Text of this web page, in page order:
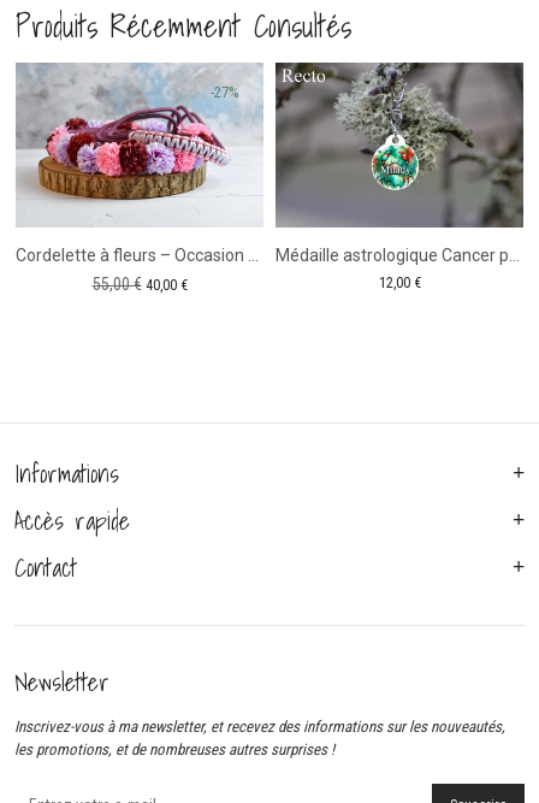
pompon
paon
-
Mini
Shetland
Produits Récemment Consultés
-27%
55,00€ Le
40,00 €Le
12,00 €
Informations
Accès rapide
Contact
Newsletter
Inscrivez-vous à ma newsletter, et recevez des informations sur les nouveautés,
les promotions, et de nombreuses autres surprises !